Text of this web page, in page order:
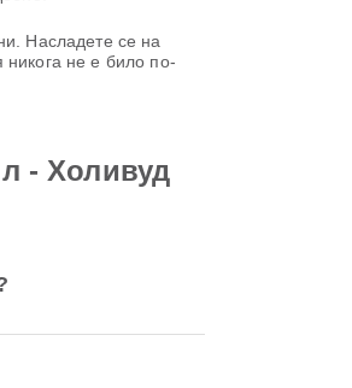
Насладете се на
никога не е било по-
- Холивуд